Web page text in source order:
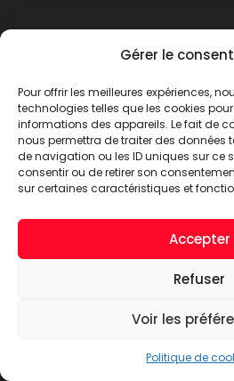
Gérer le
Pour offrir les meilleures expériences,
technologies telles que les cookies
informations des appareils. Le fait de
nous permettra de traiter des données
de navigation ou les ID uniques sur ce
consentir ou de retirer son
sur certaines caractéristiques et
Accepter
Refuser
Voir les
Politique de
Non classé
LIRE PLUS